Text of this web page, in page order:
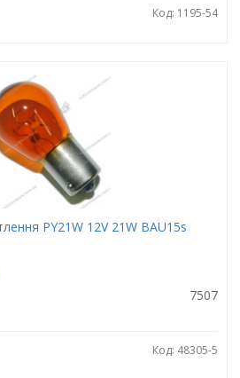
Код: 1195-54
РY21W 12V 21W ВАU15s
7507
Код: 48305-5